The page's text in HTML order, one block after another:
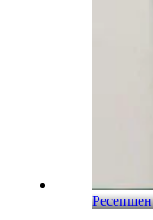
Ресепшен